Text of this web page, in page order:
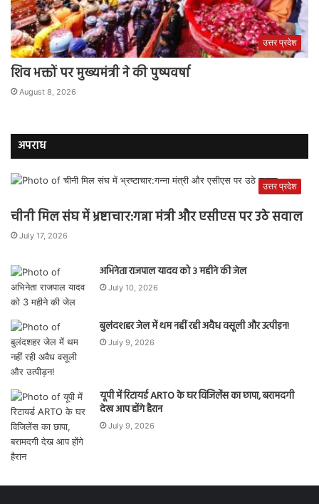
उत्तर प्रदेश
शिव भक्तों पर मुख्यमंत्री ने की पुष्पवर्षा
August 8, 2026
अपराध
उत्तर प्रदेश
चीनी मिल संघ में भ्रष्टाचार:गन्ना मंत्री और एसीएस पर उठे सवाल
July 17, 2026
अभिनेता राजपाल यादव को 3 महीने की जेल
July 10, 2026
बुलंदशहर जेल में थम नहीं रही अवैध वसूली और उत्पीड़न!
July 9, 2026
यूपी में रिटायर्ड ARTO के घर विजिलेंस का छापा, बरामदगी
देख आप होंगे हैरान
July 9, 2026